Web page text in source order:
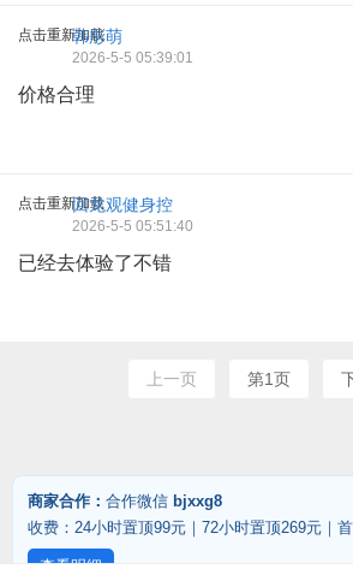
点击重新加载
韩彤萌
2026-5-5 05:39:01
价格合理
点击重新加载回龙观健身控
2026-5-5 05:51:40
已经去体验了不错
上一页 第1页
商家合作： 合作微信 bjxxg8
收费：24小时置顶99元｜72小时置顶269元｜
查看明细